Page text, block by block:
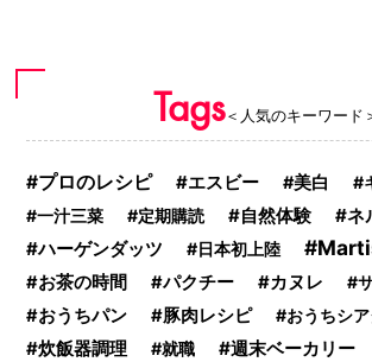
Tags＜人気のキーワード
プロのレシピ エスビー 美白
一汁三菜
定期購読 自然体験
ネ
ハーゲンダッツ
日本初上陸
お茶の時間 パクチー カヌレ
おうちパン 豚肉レシピ おうちシ
炊飯器調理 就職
週末ベーカリー